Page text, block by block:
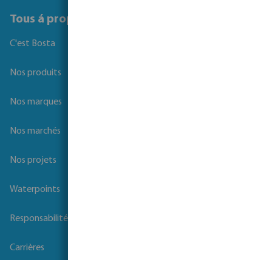
Tous á propos de Bosta
C'est Bosta
Nos produits
Nos marques
Nos marchés
Nos projets
Waterpoints
Responsabilité sociale des entreprises
Carrières